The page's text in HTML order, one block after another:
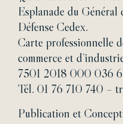
Esplanade du
Défense Cedex.
Carte professionnelle
commerce et
7501 2018 000 036
Tél. 01 76 710 740 –
Publication et